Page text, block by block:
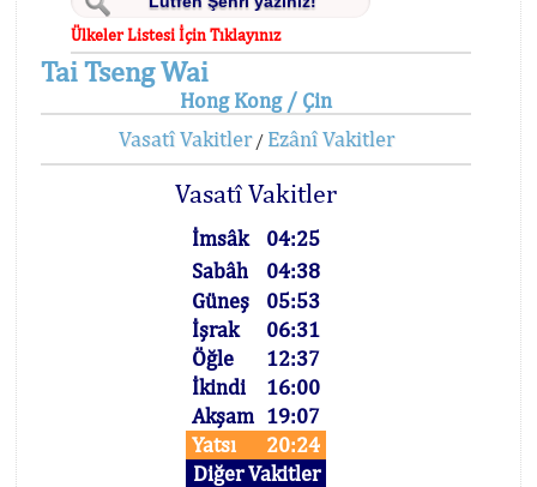
Ülkeler Listesi İçin Tıklayınız
Tai Tseng Wai
Hong Kong / Çin
Vasatî Vakitler/ Ezânî Vakitler
Vasatî Vakitler
İmsâk
04:25
Sabâh
04:38
Güneş
05:53
İşrak
06:31
Öğle
12:37
İkindi
16:00
Akşam 19:07
Yatsı
20:24
Diğer Vakitler